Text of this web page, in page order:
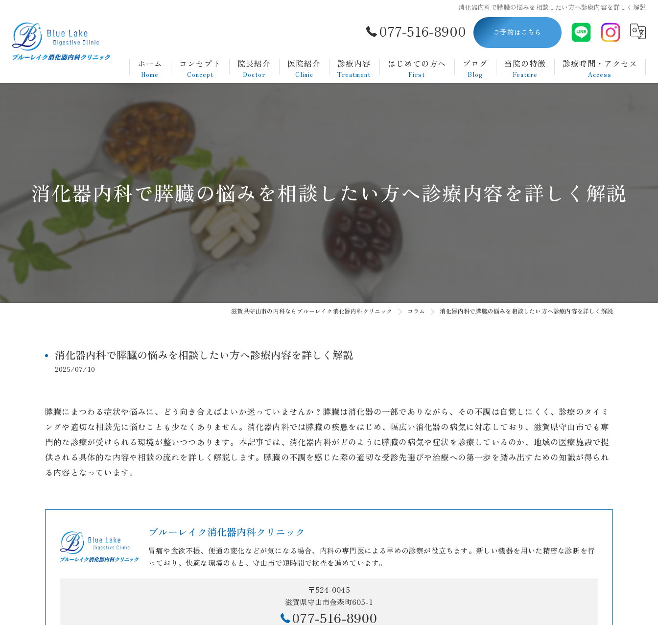
消化器内科で膵臓の悩みを相談したい方へ診療内容を詳しく解説
077-516-8900 ご予約はこちら
ホーム
Home
コンセプト
Concept
院長紹介
Doctor
医院紹介
Clinic
診療内容
Treatment
胃カメラについて
大腸カメラについて
がん検診
自費診療
はじめての方へ
First
ブログ
Blog
当院の特徴
Feature
腹痛
診療時間・アクセス
Access
消化器内科で膵臓の悩みを相談したい方へ診療内容を詳しく解説
滋賀県守山市の内科ならブルーレイク消化器内科クリニック コラム 消化器内科で膵臓の悩みを相談したい方へ診療内容を詳しく解説
消化器内科で膵臓の悩みを相談したい方へ診療内容を詳しく解説
2025/07/10
膵臓にまつわる症状や悩みに、どう向き合えばよいか迷っていませんか？膵臓は消化器の一部でありながら、その不調は自覚しにくく、診療のタイミ
ングや適切な相談先に悩むことも少なくありません。消化器内科では膵臓の疾患をはじめ、幅広い消化器の病気に対応しており、滋賀県守山市でも専
門的な診療が受けられる環境が整いつつあります。本記事では、消化器内科がどのように膵臓の病気や症状を診療しているのか、地域の医療施設で提
供される具体的な内容や相談の流れを詳しく解説します。膵臓の不調を感じた際の適切な受診先選びや治療への第一歩を踏み出すための知識が得られ
る内容となっています。
ブルーレイク消化器内科クリニック
胃痛や食欲不振、便通の変化などが気になる場合、内科の専門医による早めの診察が役立ちます。新しい機器を用いた精密な診断を行
っており、快適な環境のもと、守山市で短時間で検査を進めています。
〒524-0045
滋賀県守山市金森町605-1
077-516-8900